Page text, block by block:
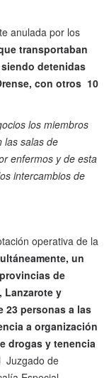
anulada por los
transportaban
detenidas
con otros 10
los miembros
las salas de
enfermos y de esta
intercambios de
operativa de la
un
de
Lanzarote y
23 personas a las
a organización
drogas y tenencia
Juzgado de